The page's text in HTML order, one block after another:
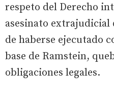
respeto del Derecho
asesinato extrajudicial
de haberse ejecutado
base de Ramstein,
obligaciones legales.